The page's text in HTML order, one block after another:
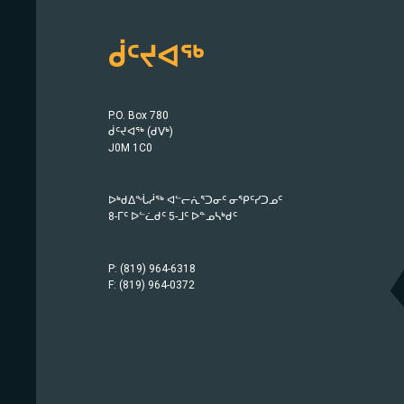
ᑰᑦᔪᐊᖅ
P.O. Box 780
ᑰᑦᔪᐊᖅ (ᑯᐯᒃ)
J0M 1C0
ᐅᒃᑯᐃᖔᓲᖅ ᐊᓪᓕᕇᕐᑐᓂᑦ ᓂᕿᑦᓯᑐᓄᑦ
8-ᒥᑦ ᐅᓪᓛᑯᑦ 5-ᒧᑦ ᐅᓐᓄᓴᒃᑯᑦ
P: (819) 964-6318
F: (819) 964-0372